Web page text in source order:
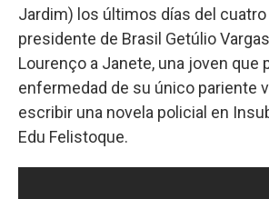
Jardim) los últimos días del
presidente de Brasil Getúlio
Lourenço a Janete, una joven que
enfermedad de su único pariente
escribir una novela policial en
Edu Felistoque.